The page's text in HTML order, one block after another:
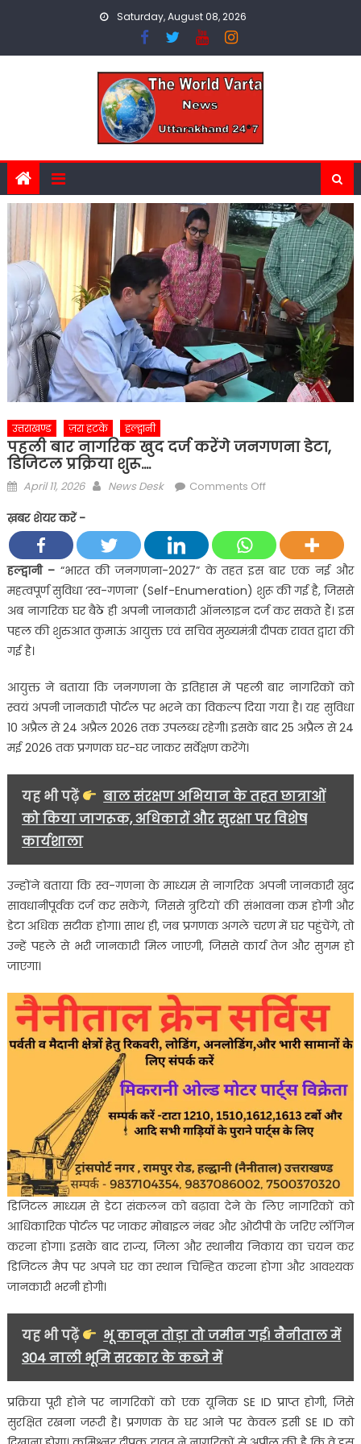
Saturday, August 08, 2026
उत्तराखण्ड ज़रा हटके हल्द्वानी
पहली बार नागरिक खुद दर्ज करेंगे जनगणना डेटा,
डिजिटल प्रक्रिया शुरू….
Posted
April 11, 2026 Author
News Desk Comments Offon
नागरिक
खुद
दर्ज
करेंगे
जनगणना
डेटा,
शुरू….
ख़बर शेयर करें -
हल्द्वानी –“भारत की जनगणना-2027” के तहत इस बार एक नई और
महत्वपूर्ण सुविधा ‘स्व-गणना’ (Self-Enumeration) शुरू की गई है, जिससे
अब नागरिक घर बैठे ही अपनी जानकारी ऑनलाइन दर्ज कर सकते हैं। इस
पहल की शुरुआत कुमाऊं आयुक्त एवं सचिव मुख्यमंत्री दीपक रावत द्वारा की
गई है।
आयुक्त ने बताया कि जनगणना के इतिहास में पहली बार नागरिकों को
स्वयं अपनी जानकारी पोर्टल पर भरने का विकल्प दिया गया है। यह सुविधा
10 अप्रैल से 24 अप्रैल 2026 तक उपलब्ध रहेगी। इसके बाद 25 अप्रैल से 24
मई 2026 तक प्रगणक घर-घर जाकर सर्वेक्षण करेंगे।
यह भी पढ़ें
बाल संरक्षण अभियान के तहत छात्राओं
को किया जागरूक, अधिकारों और सुरक्षा पर विशेष
कार्यशाला
उन्होंने बताया कि स्व-गणना के माध्यम से नागरिक अपनी जानकारी खुद
सावधानीपूर्वक दर्ज कर सकेंगे, जिससे त्रुटियों की संभावना कम होगी और
डेटा अधिक सटीक होगा। साथ ही, जब प्रगणक अगले चरण में घर पहुंचेंगे, तो
उन्हें पहले से भरी जानकारी मिल जाएगी, जिससे कार्य तेज और सुगम हो
जाएगा।
डिजिटल माध्यम से डेटा संकलन को बढ़ावा देने के लिए नागरिकों को
आधिकारिक पोर्टल पर जाकर मोबाइल नंबर और ओटीपी के जरिए लॉगिन
करना होगा। इसके बाद राज्य, जिला और स्थानीय निकाय का चयन कर
डिजिटल मैप पर अपने घर का स्थान चिन्हित करना होगा और आवश्यक
जानकारी भरनी होगी।
यह भी पढ़ें
भू कानून तोड़ा तो जमीन गई! नैनीताल में
304 नाली भूमि सरकार के कब्जे में
प्रक्रिया पूरी होने पर नागरिकों को एक यूनिक SE ID प्राप्त होगी, जिसे
सुरक्षित रखना जरूरी है। प्रगणक के घर आने पर केवल इसी SE ID को